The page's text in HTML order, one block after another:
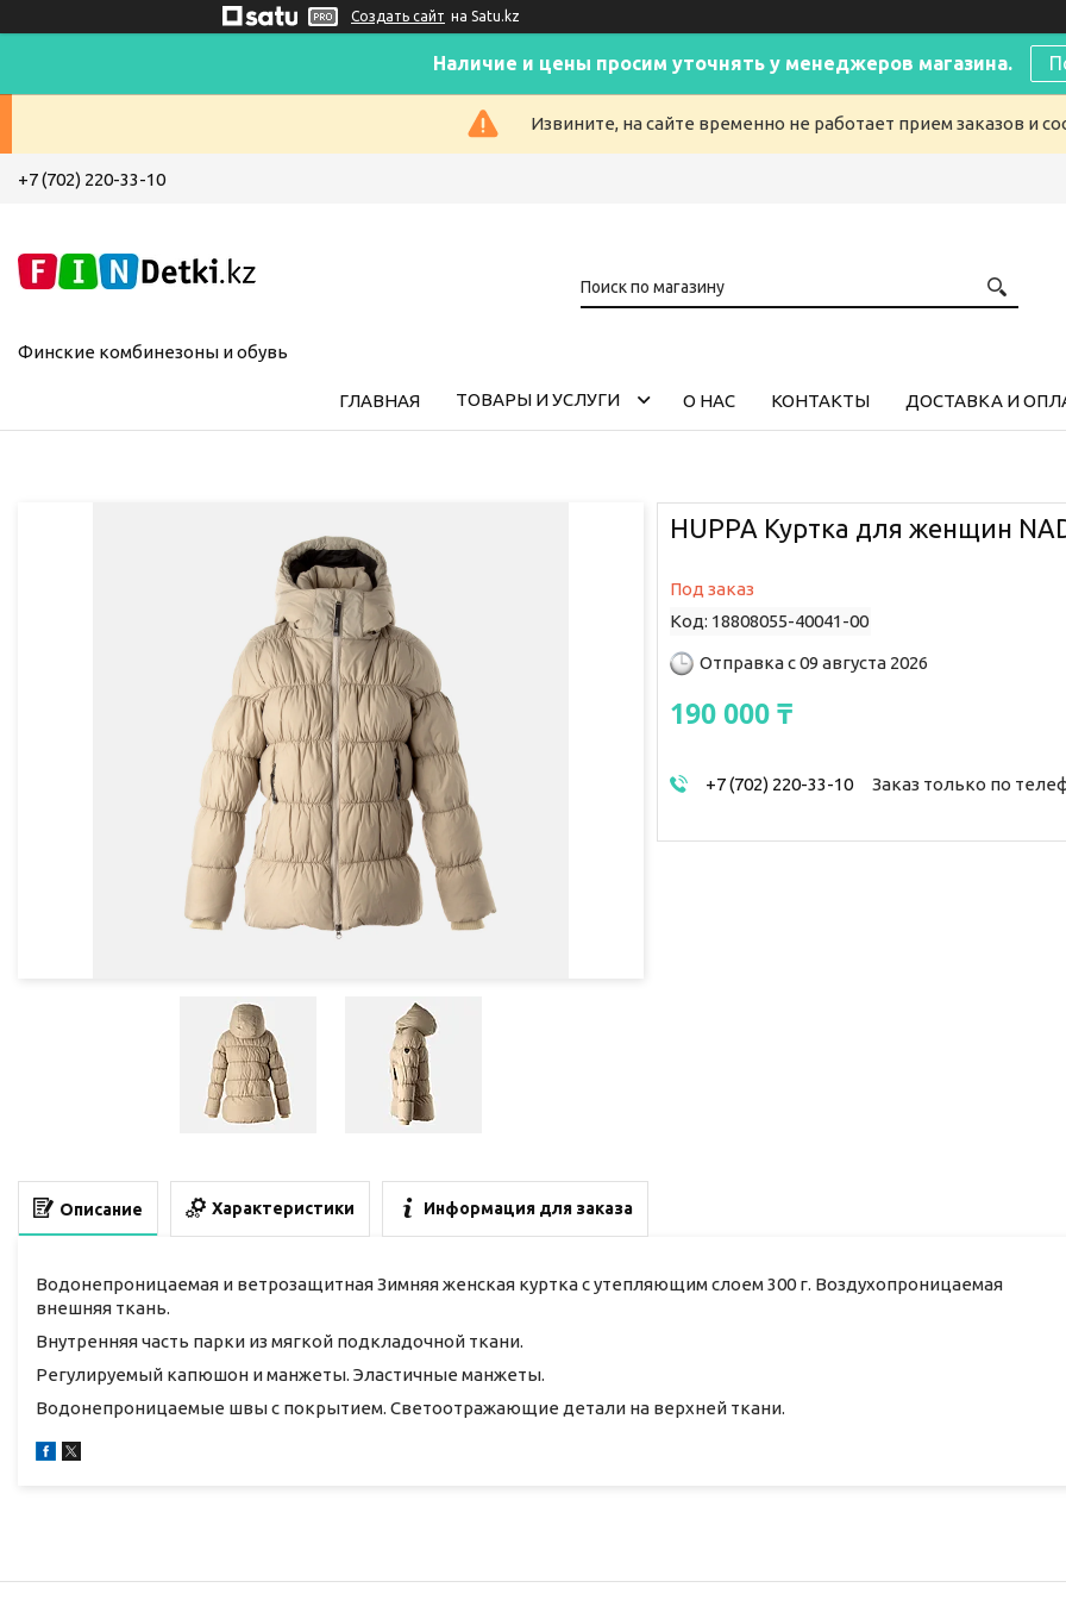
Создать сайт на Satu.kz
Наличие и цены просим уточнять у менеджеров магазина.
Извините, на сайте временно не работает прием заказов и
+7 (702) 220-33-10
Финские комбинезоны и обувь
ГЛАВНАЯ ТОВАРЫ И УСЛУГИ О НАС КОНТАКТЫ ДОСТАВКА И
HUPPA Куртка для женщин
Под заказ
Код: 18808055-40041-00
Отправка с 09 августа 2026
190 000 ₸
+7 (702) 220-33-10 Заказ только по
Описание Характеристики Информация для заказа
Водонепроницаемая и ветрозащитная Зимняя женская куртка с утепляющим слоем 300 г. Воздухопроницаемая
внешняя ткань.
Внутренняя часть парки из мягкой подкладочной ткани.
Регулируемый капюшон и манжеты. Эластичные манжеты.
Водонепроницаемые швы с покрытием. Светоотражающие детали на верхней ткани.